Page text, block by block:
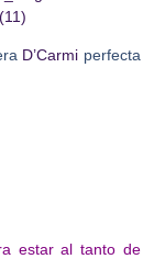
D’Carmi perfecta
estar al tanto de